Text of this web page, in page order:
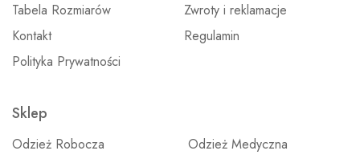
Tabela Rozmiarów
Kontakt
Polityka Prywatności
Zwroty i reklamacje
Regulamin
Sklep
Odzież Robocza
Odzież Medyczna